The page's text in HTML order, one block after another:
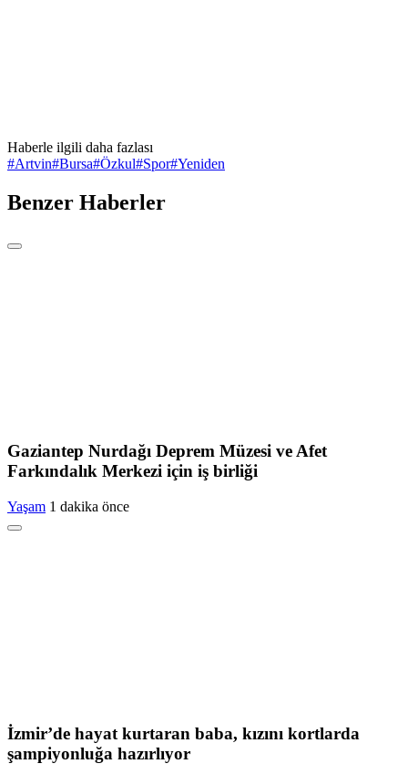
Haberle ilgili daha fazlası
#Artvin#Bursa#Özkul#Spor#Yeniden
Benzer Haberler
Gaziantep Nurdağı Deprem Müzesi ve Afet
Farkındalık Merkezi için iş birliği
Yaşam 1 dakika önce
İzmir’de hayat kurtaran baba, kızını kortlarda
şampiyonluğa hazırlıyor